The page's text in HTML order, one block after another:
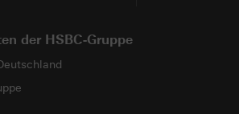
der HSBC-Gruppe